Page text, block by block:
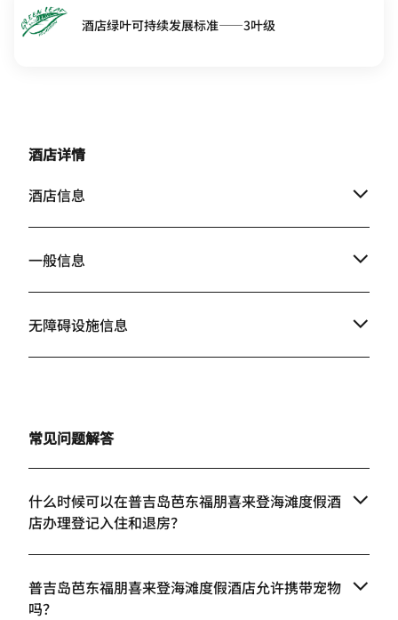
酒店绿叶可持续发展标准——3叶级
酒店详情
酒店信息
一般信息
无障碍设施信息
常见问题解答
什么时候可以在普吉岛芭东福朋喜来登海滩度假酒
店办理登记入住和退房？
普吉岛芭东福朋喜来登海滩度假酒店允许携带宠物
吗？